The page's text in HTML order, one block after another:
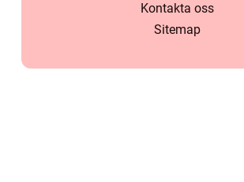
Kontakta oss
Sitemap